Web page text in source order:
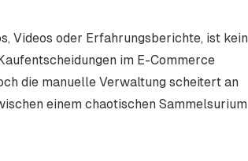
Videos oder Erfahrungsberichte, ist kein
im E-Commerce
die manuelle Verwaltung scheitert an
einem chaotischen Sammelsurium